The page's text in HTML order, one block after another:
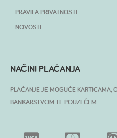
PRAVILA PRIVATNOSTI
NOVOSTI
NAČINI PLAĆANJA
PLAĆANJE JE MOGUĆE KARTICAMA,
BANKARSTVOM TE POUZEĆEM